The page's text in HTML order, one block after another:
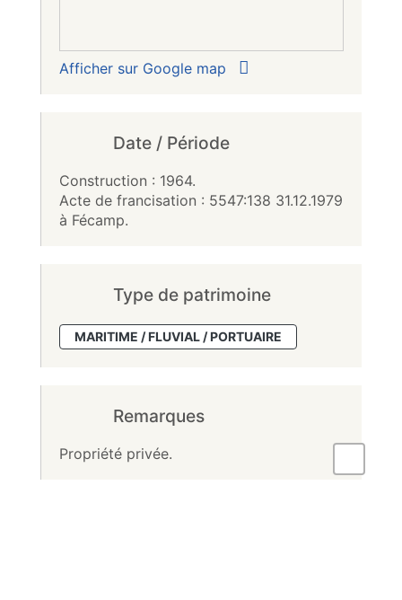
Afficher sur Google map
Date / Période
Construction : 1964.
Acte de francisation : 5547:138 31.12.1979
à Fécamp.
Type de patrimoine
MARITIME / FLUVIAL / PORTUAIRE
Remarques
Propriété privée.